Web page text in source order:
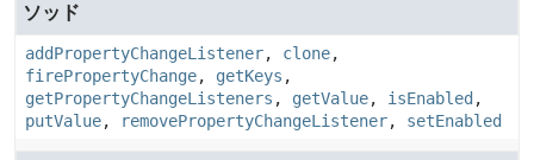
ソッド
addPropertyChangeListener, clone,
firePropertyChange, getKeys ,
getPropertyChangeListeners , getValue, isEnabled ,
putValue, removePropertyChangeListener, setEnabled